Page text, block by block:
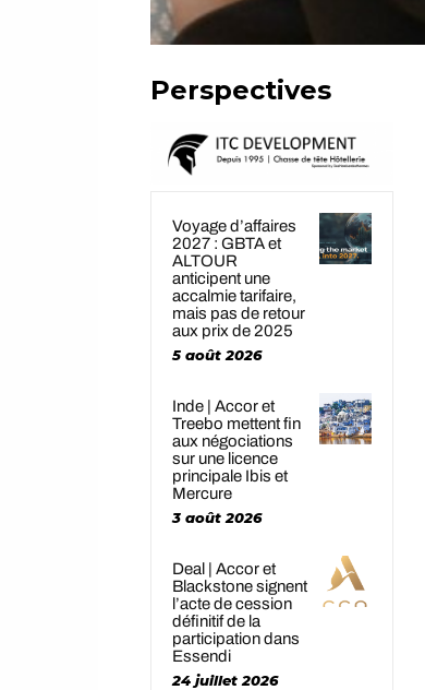
Perspectives
Voyage d’affaires
2027 : GBTA et
ALTOUR
anticipent une
accalmie tarifaire,
mais pas de retour
aux prix de 2025
5 août 2026
Inde | Accor et
Treebo mettent fin
aux négociations
sur une licence
principale Ibis et
Mercure
3 août 2026
Deal | Accor et
Blackstone signent
l’acte de cession
définitif de la
participation dans
Essendi
24 juillet 2026